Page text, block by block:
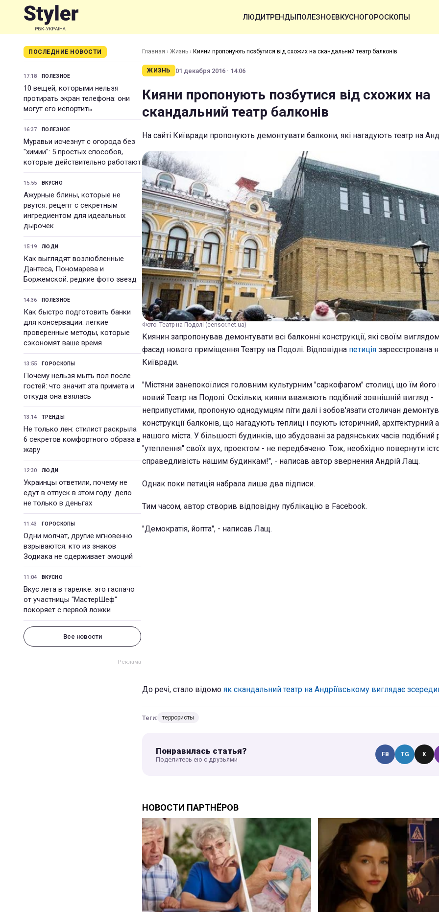
ЛЮДИТРЕНДЫПОЛЕЗНОЕВКУСНОГОРОСКОПЫ
ПОСЛЕДНИЕ НОВОСТИ
17:18 ПОЛЕЗНОЕ
10 вещей, которыми нельзя
протирать экран телефона: они
могут его испортить
16:37 ПОЛЕЗНОЕ
Муравьи исчезнут с огорода без
"химии": 5 простых способов,
которые действительно работают
15:55 ВКУСНО
Ажурные блины, которые не
рвутся: рецепт с секретным
ингредиентом для идеальных
дырочек
15:19 ЛЮДИ
Как выглядят возлюбленные
Дантеса, Пономарева и
Боржемской: редкие фото звезд
14:36 ПОЛЕЗНОЕ
Как быстро подготовить банки
для консервации: легкие
проверенные методы, которые
сэкономят ваше время
13:55 ГОРОСКОПЫ
Почему нельзя мыть пол после
гостей: что значит эта примета и
откуда она взялась
13:14 ТРЕНДЫ
Не только лен: стилист раскрыла
6 секретов комфортного образа в
жару
12:30 ЛЮДИ
Украинцы ответили, почему не
едут в отпуск в этом году: дело
не только в деньгах
11:43 ГОРОСКОПЫ
Одни молчат, другие мгновенно
взрываются: кто из знаков
Зодиака не сдерживает эмоций
11:04 ВКУСНО
Вкус лета в тарелке: это гаспачо
от участницы "МастерШеф"
покоряет с первой ложки
Все новости
Главная › Жизнь › Кияни пропонують позбутися від схожих на скандальний театр балконів
ЖИЗНЬ 01 декабря 2016 · 14:06
Кияни пропонують позбутися від схожих на
скандальний театр балконів
На сайті Київради пропонують демонтувати балкони, які нагадують театр на
Фото: Театр на Подолі (censor.net.ua)
Киянин запропонував демонтувати всі балконні конструкції, які своїм
фасад нового приміщення Театру на Подолі. Відповідна петиція зареєстрована
Київради.
"Містяни занепокоїлися головним культурним "саркофагом" столиці, що їм його
новий Театр на Подолі. Оскільки, кияни вважають подібний зовнішній вигляд -
неприпустими, пропоную однодумцям піти далі і зобов'язати столичан
конструкції балконів, що нагадують теплиці і псують історичний, архітектурний
нашого міста. У більшості будинків, що збудовані за радянських часів подібний
"утеплення" своїх вух, проектом - не передбачено. Тож, необхідно повернути
справедливість нашим будинкам!", - написав автор звернення Андрій Лащ.
Однак поки петиція набрала лише два підписи.
Тим часом, автор створив відповідну публікацію в Facebook.
"Демократія, йопта", - написав Лащ.
До речі, стало відомо як скандальний театр на Андріївському виглядає
Теги: террористы
Понравилась статья?
Поделитесь ею с друзьями
FB TG X